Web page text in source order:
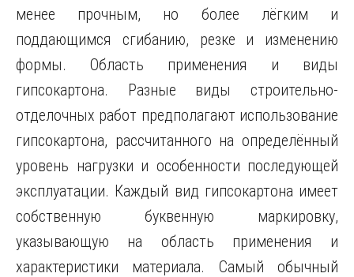
менее прочным, но более лёгким и
поддающимся сгибанию, резке и изменению
формы. Область применения и виды
гипсокартона. Разные виды строительно-
отделочных работ предполагают использование
гипсокартона, рассчитанного на определённый
уровень нагрузки и особенности последующей
эксплуатации. Каждый вид гипсокартона имеет
собственную буквенную маркировку,
указывающую на область применения и
характеристики материала. Самый обычный